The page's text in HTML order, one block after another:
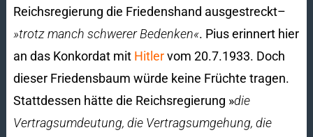
Reichsregierung die Friedenshand ausgestreckt–
»trotz manch schwerer Bedenken«. Pius erinnert hier
an das Konkordat mit Hitlervom 20.7.1933. Doch
dieser Friedensbaum würde keine Früchte tragen.
Stattdessen hätte die Reichsregierung »die
Vertragsumdeutung, die Vertragsumgehung, die